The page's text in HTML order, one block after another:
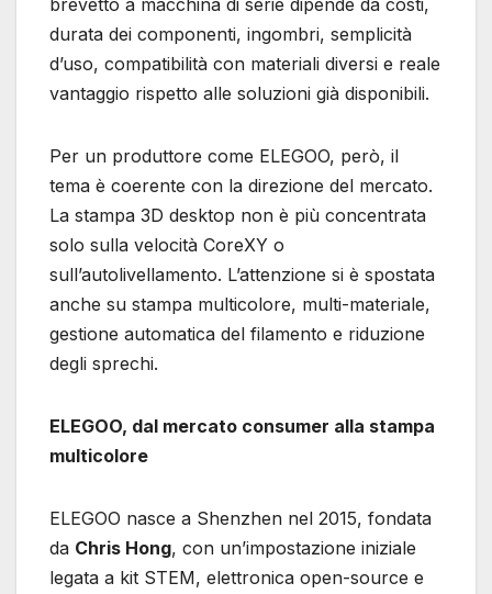
durata dei componenti, ingombri, semplicità
d’uso, compatibilità con materiali diversi e reale
vantaggio rispetto alle soluzioni già disponibili.
Per un produttore come ELEGOO, però, il
tema è coerente con la direzione del mercato.
La stampa 3D desktop non è più concentrata
solo sulla velocità CoreXY o
sull’autolivellamento. L’attenzione si è spostata
anche su stampa multicolore, multi-materiale,
gestione automatica del filamento e riduzione
degli sprechi.
ELEGOO, dal mercato consumer alla stampa
multicolore
ELEGOO nasce a Shenzhen nel 2015, fondata
da Chris Hong, con un’impostazione iniziale
legata a kit STEM, elettronica open-source e